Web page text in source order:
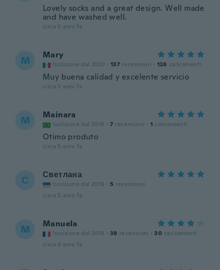
Lovely socks and a great design. Well made
and have washed well.
circa 5 anni fa
M Mary
Iscrizione dal 2020 · 137 recensioni · 126 caricamenti
Muy buena calidad y excelente servicio
circa 5 anni fa
M Mainara
Iscrizione dal 2018 · 7 recensioni · 1 caricamenti
Otimo produto
circa 5 anni fa
С Светлана
Iscrizione dal 2018 · 5 recensioni
circa 5 anni fa
M Manuela
Iscrizione dal 2018 · 38 recensioni · 30 caricamenti
circa 6 anni fa